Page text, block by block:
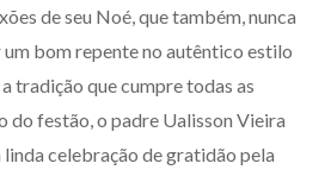
de seu Noé, que também, nunca
um bom repente no autêntico estilo
tradição que cumpre todas as
do festão, o padre Ualisson Vieira
celebração de gratidão pela